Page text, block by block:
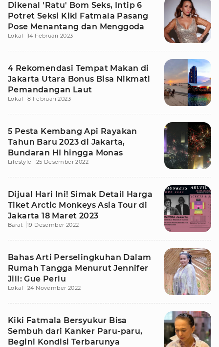
Dikenal 'Ratu' Bom Seks, Intip 6
Potret Seksi Kiki Fatmala Pasang
Pose Menantang dan Menggoda
Lokal 14 Februari 2023
4 Rekomendasi Tempat Makan di
Jakarta Utara Bonus Bisa Nikmati
Pemandangan Laut
Lokal 8 Februari 2023
5 Pesta Kembang Api Rayakan
Tahun Baru 2023 di Jakarta,
Bundaran HI hingga Monas
Lifestyle 25 Desember 2022
Dijual Hari Ini! Simak Detail Harga
Tiket Arctic Monkeys Asia Tour di
Jakarta 18 Maret 2023
Barat 19 Desember 2022
Bahas Arti Perselingkuhan Dalam
Rumah Tangga Menurut Jennifer
Jill: Gue Perlu
Lokal 24 November 2022
Kiki Fatmala Bersyukur Bisa
Sembuh dari Kanker Paru-paru,
Begini Kondisi Terbarunya